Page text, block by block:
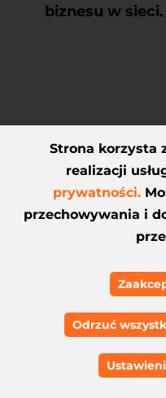
biznesu w sieci.
RWD to
W dobie
RWD
absolutny
Twoja strona
działać
Strona korzysta
realizacji
prywatności.
przechowywania i
Odrzuć